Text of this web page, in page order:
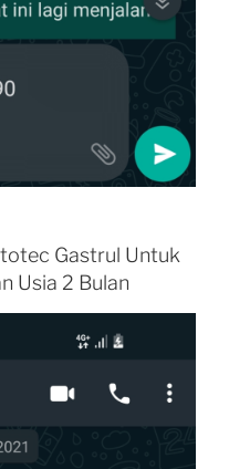
Gastrul Untuk
Usia 2 Bulan